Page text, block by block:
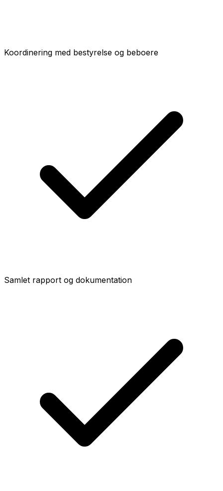
Koordinering med bestyrelse og beboere
Samlet rapport og dokumentation